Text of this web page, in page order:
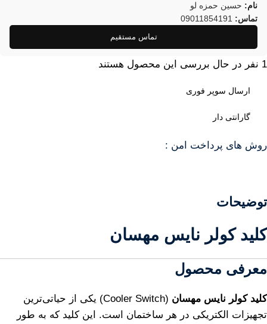
نام: حسین حمزه لو
تماس: 09011854191
تماس مستقیم
1 نفر در حال بررسی این محصول هستند
ارسال سوپر فوری
گارانتی دار
روش های پرداخت امن :
توضیحات
کلید کولر نایس مهسان
معرفی محصول
کلید کولر نایس مهسان
(Cooler Switch) یکی از حیاتی‌ترین
تجهیزات الکتریکی در هر ساختمان است. این کلید که به طور